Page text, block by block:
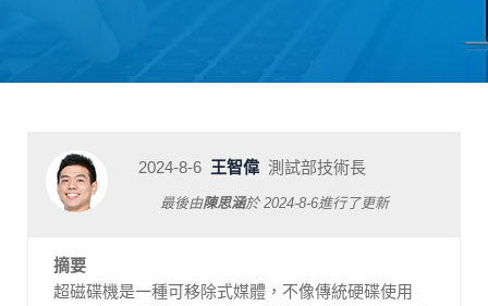
2024-8-6 王智偉 測試部技術長
最後由陳思涵於2024-8-6進行了更新
摘要
超磁碟機是一種可移除式媒體，不像傳統硬碟使用